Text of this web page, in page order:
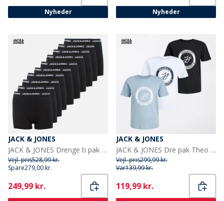
Nyheder Nyheder
JACK & JONES
JACK & JONES Drenge ti pak bokser trusser Sort
Vejl. pris528,99 kr.
Spare279,00 kr.
Current
249,99 kr.
JACK & JONES
JACK & JONES Dre pak Theo T-shirts til Drenge Multi
Vejl. pris299,99 kr.
Var139,99 kr.
Current
119,99 kr.